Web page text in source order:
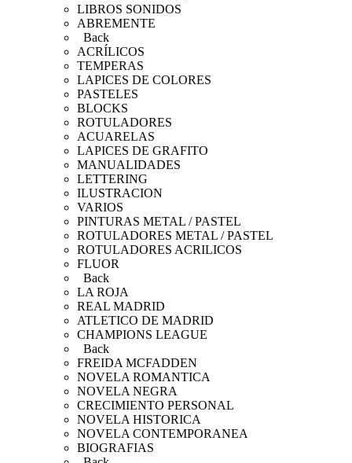
LIBROS SONIDOS
ABREMENTE
Back
ACRÍLICOS
TEMPERAS
LAPICES DE COLORES
PASTELES
BLOCKS
ROTULADORES
ACUARELAS
LAPICES DE GRAFITO
MANUALIDADES
LETTERING
ILUSTRACION
VARIOS
PINTURAS METAL / PASTEL
ROTULADORES METAL / PASTEL
ROTULADORES ACRILICOS
FLUOR
Back
LA ROJA
REAL MADRID
ATLETICO DE MADRID
CHAMPIONS LEAGUE
Back
FREIDA MCFADDEN
NOVELA ROMANTICA
NOVELA NEGRA
CRECIMIENTO PERSONAL
NOVELA HISTORICA
NOVELA CONTEMPORANEA
BIOGRAFIAS